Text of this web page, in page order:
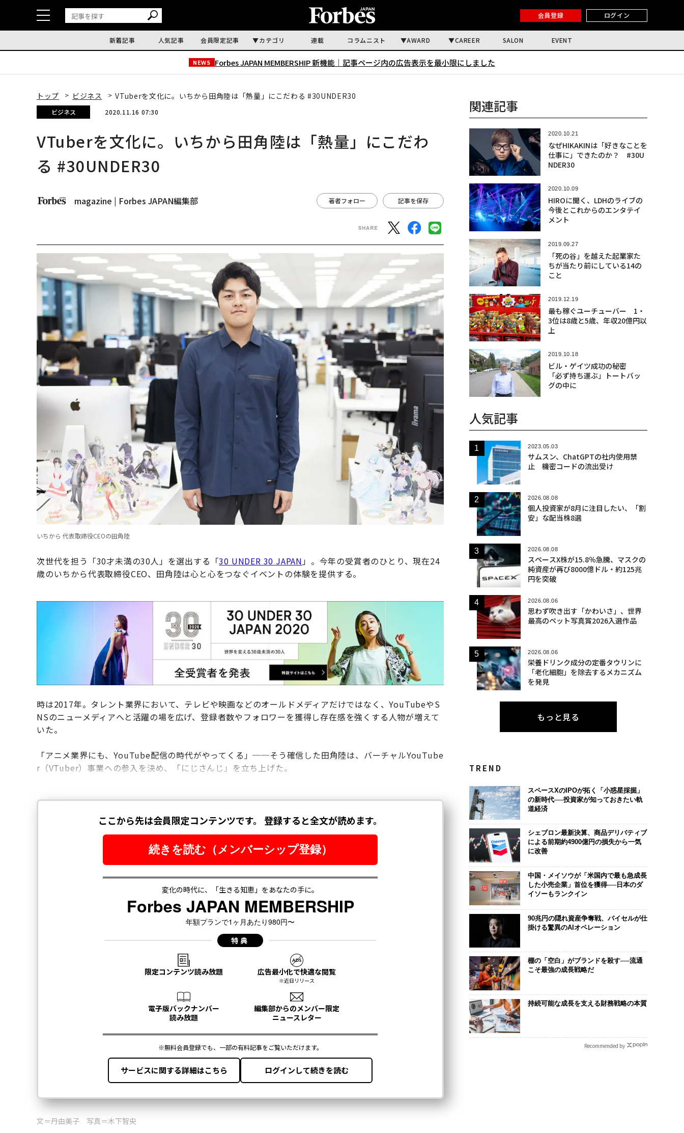
会員登録 ログイン
新着記事 人気記事 会員限定記事 カテゴリ 連載 コラムニスト AWARD CAREER SALON EVENT
NEWS Forbes JAPAN MEMBERSHIP 新機能｜ 記事ページ内の広告表示を最小限にしました
トップ ビジネス VTuberを文化に。いちから田角陸は「熱量」にこだわる #30UNDER30
ビジネス 2020.11.16 07:30
VTuberを文化に。いちから田角陸は「熱量」にこだわ
る #30UNDER30
magazine | Forbes JAPAN編集部 著者フォロー 記事を保存
いちから 代表取締役CEOの田角陸
次世代を担う「30才未満の30人」を選出する「30 UNDER 30 JAPAN」。今年の受賞者のひとり、現在24
歳のいちから代表取締役CEO、田角陸は心と心をつなぐイベントの体験を提供する。
時は2017年。タレント業界において、テレビや映画などのオールドメディアだけではなく、YouTubeやS
NSのニューメディアへと活躍の場を広げ、登録者数やフォロワーを獲得し存在感を強くする人物が増えて
いた。
「アニメ業界にも、YouTube配信の時代がやってくる」──そう確信した田角陸は、バーチャルYouTube
r（VTuber）事業への参入を決め、「にじさんじ」を立ち上げた。
文＝丹由美子 写真＝木下智央
関連記事
2020.10.21
なぜHIKAKINは「好きなことを
仕事に」できたのか？ #30U
NDER30
2020.10.09
HIROに聞く、LDHのライブの
今後とこれからのエンタテイ
メント
2019.09.27
「死の谷」を越えた起業家た
ちが当たり前にしている14の
こと
2019.12.19
最も稼ぐユーチューバー 1・
3位は8歳と5歳、年収20億円以
上
2019.10.18
ビル・ゲイツ成功の秘密
「必ず持ち運ぶ」トートバッ
グの中に
人気記事
2023.05.03
サムスン、ChatGPTの社内使用禁
止 機密コードの流出受け
2026.08.08
個人投資家が8月に注目したい、「割
安」な配当株8選
2026.08.08
スペースX株が15.8％急騰、マスクの
純資産が再び8000億ドル・約125兆
円を突破
2026.08.06
思わず吹き出す「かわいさ」、世界
最高のペット写真賞2026入選作品
2026.08.06
栄養ドリンク成分の定番タウリンに
「老化細胞」を除去するメカニズム
を発見
もっと見る
TREND
スペースXのIPOが拓く「小惑星採掘」
の新時代──投資家が知っておきたい軌
道経済
シェブロン最新決算、商品デリバティブ
による前期約4900億円の損失から一気
に改善
中国・メイソウが「米国内で最も急成長
した小売企業」首位を獲得──日本のダ
イソーもランクイン
90兆円の隠れ資産争奪戦、バイセルが仕
掛ける驚異のAIオペレーション
棚の「空白」がブランドを殺す──流通
こそ最強の成長戦略だ
持続可能な成長を支える財務戦略の本質
Recommended by